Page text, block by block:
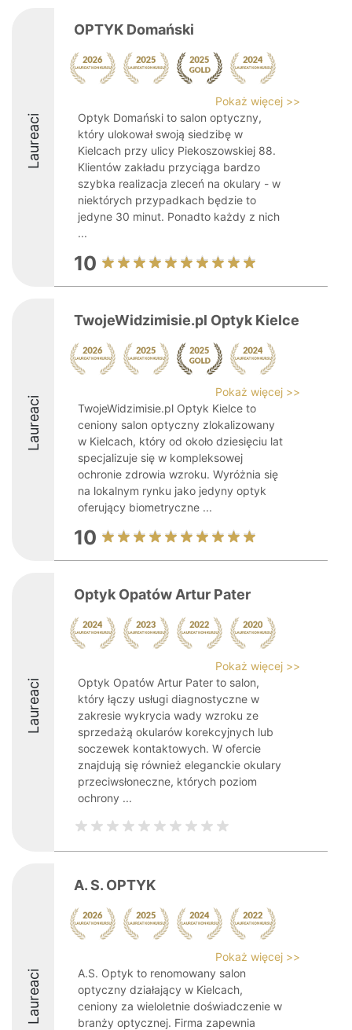
Laureaci
OPTYK Domański
Pokaż więcej >>
Optyk Domański to salon optyczny,
który ulokował swoją siedzibę w
Kielcach przy ulicy Piekoszowskiej 88.
Klientów zakładu przyciąga bardzo
szybka realizacja zleceń na okulary - w
niektórych przypadkach będzie to
jedyne 30 minut. Ponadto każdy z nich
...
10
Laureaci
TwojeWidzimisie.pl Optyk Kielce
Pokaż więcej >>
TwojeWidzimisie.pl Optyk Kielce to
ceniony salon optyczny zlokalizowany
w Kielcach, który od około dziesięciu lat
specjalizuje się w kompleksowej
ochronie zdrowia wzroku. Wyróżnia się
na lokalnym rynku jako jedyny optyk
oferujący biometryczne ...
10
Laureaci
Optyk Opatów Artur Pater
Pokaż więcej >>
Optyk Opatów Artur Pater to salon,
który łączy usługi diagnostyczne w
zakresie wykrycia wady wzroku ze
sprzedażą okularów korekcyjnych lub
soczewek kontaktowych. W ofercie
znajdują się również eleganckie okulary
przeciwsłoneczne, których poziom
ochrony ...
Laureaci
A. S. OPTYK
Pokaż więcej >>
A.S. Optyk to renomowany salon
optyczny działający w Kielcach,
ceniony za wieloletnie doświadczenie w
branży optycznej. Firma zapewnia